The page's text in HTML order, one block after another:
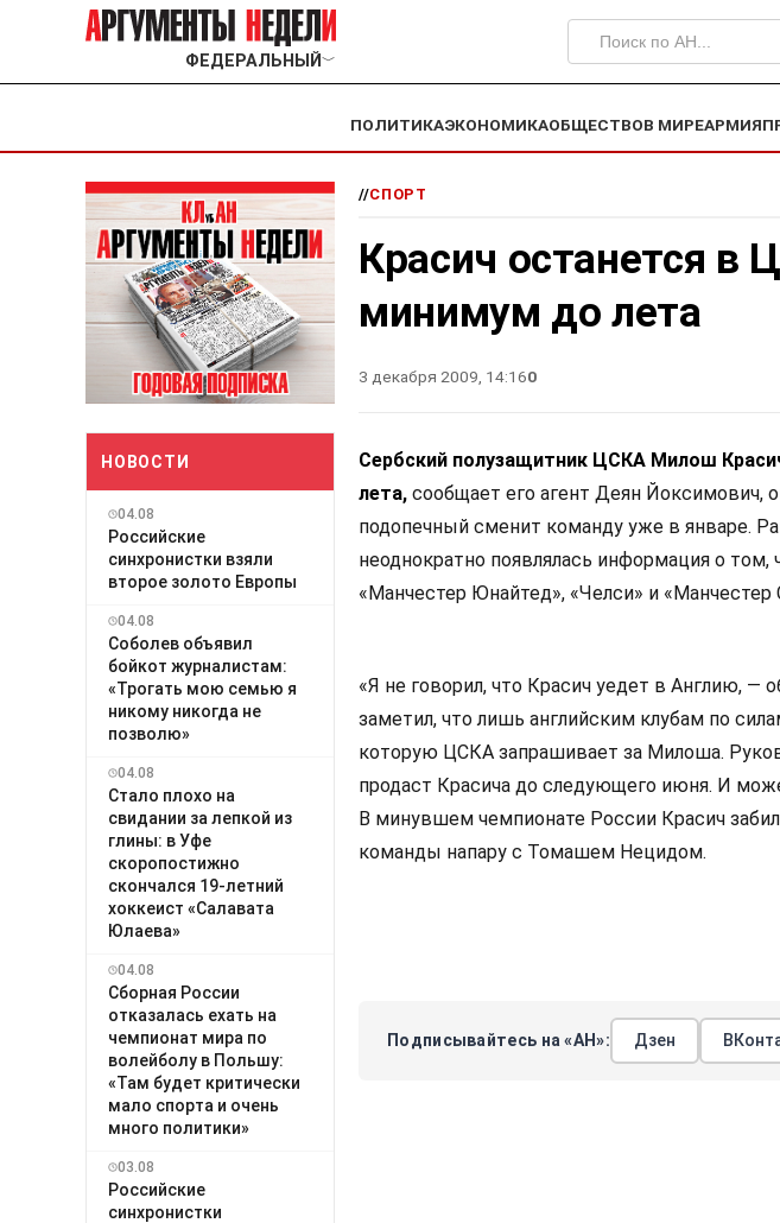
ФЕДЕРАЛЬНЫЙ ﹀
ПОЛИТИКАЭКОНОМИКАОБЩЕСТВОВ МИРЕАРМИЯ
НОВОСТИ
04.08
Российские
синхронистки взяли
второе золото Европы
04.08
Соболев объявил
бойкот журналистам:
«Трогать мою семью я
никому никогда не
позволю»
04.08
Стало плохо на
свидании за лепкой из
глины: в Уфе
скоропостижно
скончался 19-летний
хоккеист «Салавата
Юлаева»
04.08
Сборная России
отказалась ехать на
чемпионат мира по
волейболу в Польшу:
«Там будет критически
мало спорта и очень
много политики»
03.08
Российские
синхронистки
//СПОРТ
Красич останется в
минимум до лета
3 декабря 2009, 14:160
Сербский полузащитник ЦСКА Милош
лета, сообщает его агент Деян Йоксимович,
подопечный сменит команду уже в январе.
неоднократно появлялась информация о
«Манчестер Юнайтед», «Челси» и «Манчестер
«Я не говорил, что Красич уедет в Англию, —
заметил, что лишь английским клубам по
которую ЦСКА запрашивает за Милоша.
продаст Красича до следующего июня. И
В минувшем чемпионате России Красич
команды напару с Томашем Нецидом.
Подписывайтесь на «АН»: Дзен